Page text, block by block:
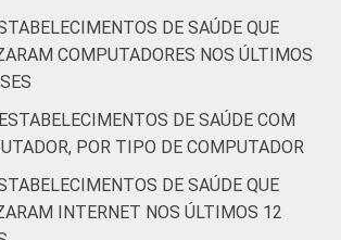
(mais de
50 leitos)
12
Serviço de
apoio à
terapia
21 79
DE SAÚDE QUE
COMPUTADORES NOS ÚLTIMOS
DE SAÚDE COM
POR TIPO DE COMPUTADOR
DE SAÚDE QUE
INTERNET NOS ÚLTIMOS 12